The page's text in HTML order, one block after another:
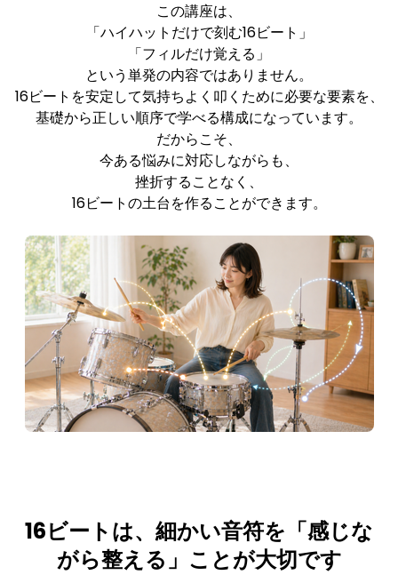
この講座は、
「ハイハットだけで刻む16ビート」
「フィルだけ覚える」
という単発の内容ではありません。
16ビートを安定して気持ちよく叩くために必要な要素を、
基礎から正しい順序で学べる構成になっています。
だからこそ、
今ある悩みに対応しながらも、
挫折することなく、
16ビートの土台を作ることができます。
16ビートは、細かい音符を「感じな
がら整える」ことが大切です